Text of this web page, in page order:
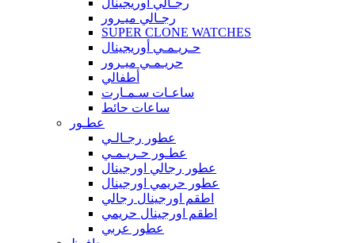
رجـالي ميـرور
SUPER CLONE WATCHES
حـريـمـي أوريجينال
حريـمـي ميـرور
أطفالي
ساعـات سـمـارت
ساعات حائط
عطـور
عطور رجـالـي
عطـور حـريـمـي
عطور رجالي اورجينال
عطور حريمي اورجينال
اطقم اورجينال رجالي
اطقم اورجينال حريمي
عطور عربي